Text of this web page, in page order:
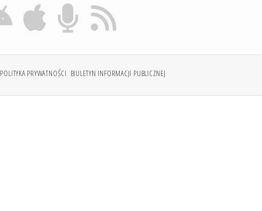
POLITYKA PRYWATNOŚCI BIULETYN INFORMACJI PUBLICZNEJ